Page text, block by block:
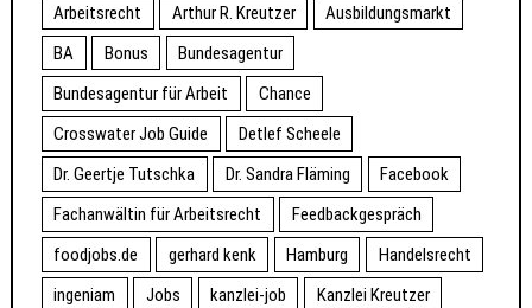
Arbeitsrecht
Arthur R. Kreutzer
Ausbildungsmarkt
BA
Bonus
Bundesagentur
Bundesagentur für Arbeit
Chance
Crosswater Job Guide
Detlef Scheele
Dr. Geertje Tutschka
Dr. Sandra Fläming
Facebook
Fachanwältin für Arbeitsrecht
Feedbackgespräch
foodjobs.de
gerhard kenk Hamburg
Handelsrecht
ingeniam
Jobs kanzlei-job
Kanzlei Kreutzer